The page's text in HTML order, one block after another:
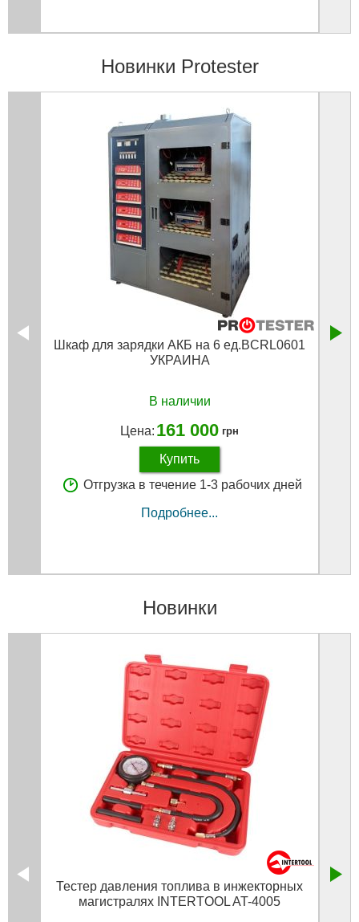
Новинки Protester
Шкаф для зарядки АКБ на 6 ед.BCRL0601
УКРАИНА
В наличии
Цена: 161 000 грн
Купить
Отгрузка в течение 1-3 рабочих дней
Подробнее...
Новинки
Тестер давления топлива в инжекторных
магистралях INTERTOOL AT-4005